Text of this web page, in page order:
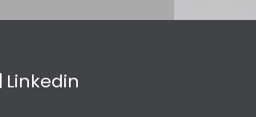
Linkedin